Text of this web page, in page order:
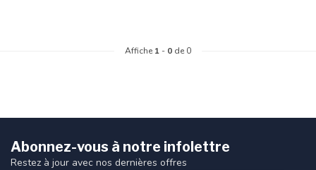
Affiche 1 - 0 de 0
Abonnez-vous à notre infolettre
Restez à jour avec nos dernières offres